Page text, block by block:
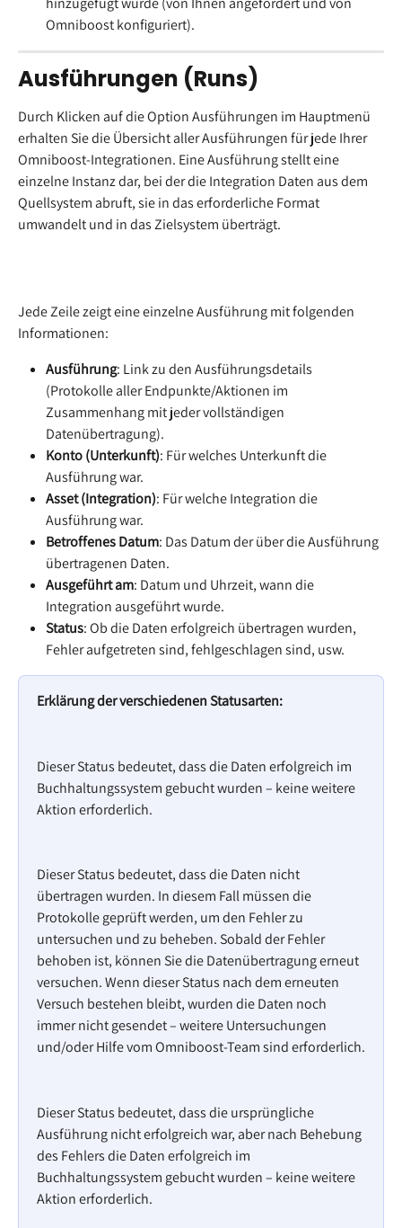
Omniboost konfiguriert).
Ausführungen (Runs)
Durch Klicken auf die Option Ausführungen im Hauptmenü
erhalten Sie die Übersicht aller Ausführungen für jede Ihrer
Omniboost-Integrationen. Eine Ausführung stellt eine
einzelne Instanz dar, bei der die Integration Daten aus dem
Quellsystem abruft, sie in das erforderliche Format
umwandelt und in das Zielsystem überträgt.
Jede Zeile zeigt eine einzelne Ausführung mit folgenden
Informationen:
Ausführung: Link zu den Ausführungsdetails
(Protokolle aller Endpunkte/Aktionen im
Zusammenhang mit jeder vollständigen
Datenübertragung).
Konto (Unterkunft): Für welches Unterkunft die
Ausführung war.
Asset (Integration): Für welche Integration die
Ausführung war.
Betroffenes Datum: Das Datum der über die Ausführung
übertragenen Daten.
Ausgeführt am: Datum und Uhrzeit, wann die
Integration ausgeführt wurde.
Status: Ob die Daten erfolgreich übertragen wurden,
Fehler aufgetreten sind, fehlgeschlagen sind, usw.
Erklärung der verschiedenen Statusarten:
Dieser Status bedeutet, dass die Daten erfolgreich im
Buchhaltungssystem gebucht wurden – keine weitere
Aktion erforderlich.
Dieser Status bedeutet, dass die Daten nicht
übertragen wurden. In diesem Fall müssen die
Protokolle geprüft werden, um den Fehler zu
untersuchen und zu beheben. Sobald der Fehler
behoben ist, können Sie die Datenübertragung erneut
versuchen. Wenn dieser Status nach dem erneuten
Versuch bestehen bleibt, wurden die Daten noch
immer nicht gesendet – weitere Untersuchungen
und/oder Hilfe vom Omniboost-Team sind erforderlich.
Dieser Status bedeutet, dass die ursprüngliche
Ausführung nicht erfolgreich war, aber nach Behebung
des Fehlers die Daten erfolgreich im
Buchhaltungssystem gebucht wurden – keine weitere
Aktion erforderlich.